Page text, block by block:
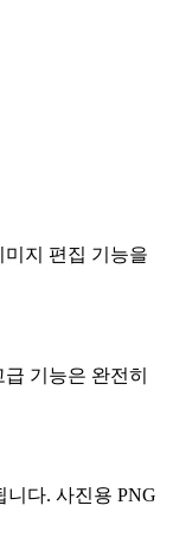
미지 편집 기능을
기능은 완전히
다. 사진용 PNG